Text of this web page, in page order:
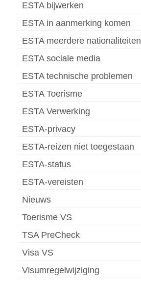
ESTA bijwerken
ESTA in aanmerking komen
ESTA meerdere nationaliteiten
ESTA sociale media
ESTA technische problemen
ESTA Toerisme
ESTA Verwerking
ESTA-privacy
ESTA-reizen niet toegestaan
ESTA-status
ESTA-vereisten
Nieuws
Toerisme VS
TSA PreCheck
Visa VS
Visumregelwijziging